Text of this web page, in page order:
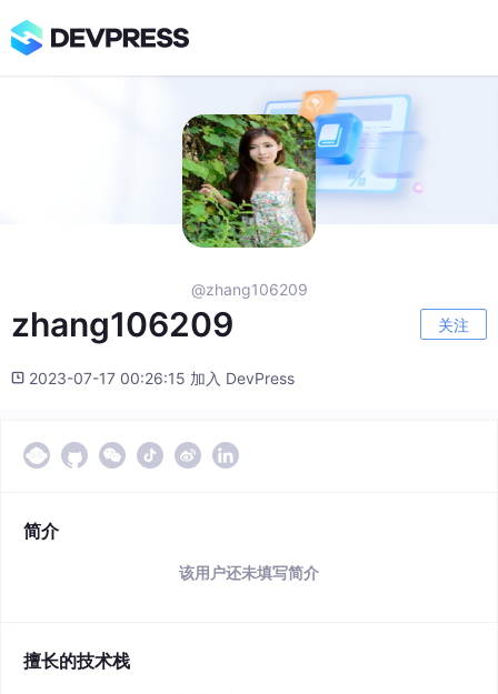
@zhang106209
zhang106209 关注
2023-07-17 00:26:15 加入 DevPress
简介
该用户还未填写简介
擅长的技术栈